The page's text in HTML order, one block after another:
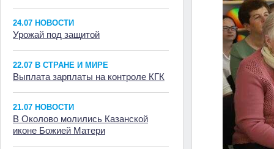
24.07 НОВОСТИ
Урожай под защитой
22.07 В СТРАНЕ И МИРЕ
Выплата зарплаты на контроле КГК
21.07 НОВОСТИ
В Околово молились Казанской
иконе Божией Матери